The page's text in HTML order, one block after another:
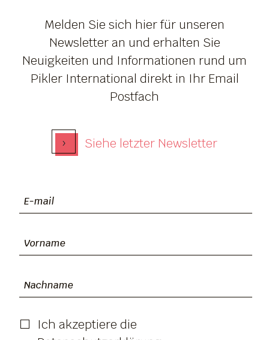
Melden Sie sich hier für unseren
Newsletter an und erhalten Sie
Neuigkeiten und Informationen rund um
Pikler International direkt in Ihr Email
Postfach
› Siehe letzter Newsletter
Ich akzeptiere die